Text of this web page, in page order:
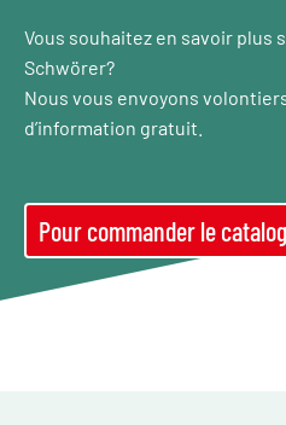
Vous souhaitez en savoir plus
Schwörer?
Nous vous envoyons
d’information gratuit.
Pour commander le